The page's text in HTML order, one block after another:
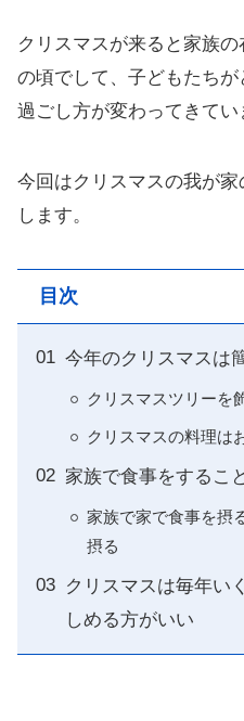
クリスマスが来ると家族
の頃でして、子どもたち
過ごし方が変わってきてい
今回はクリスマスの我が
します。
目次
今年のクリスマスは
クリスマスツリーを
クリスマスの料理は
家族で食事をするこ
家族で家で食事を摂
摂る
クリスマスは毎年い
しめる方がいい